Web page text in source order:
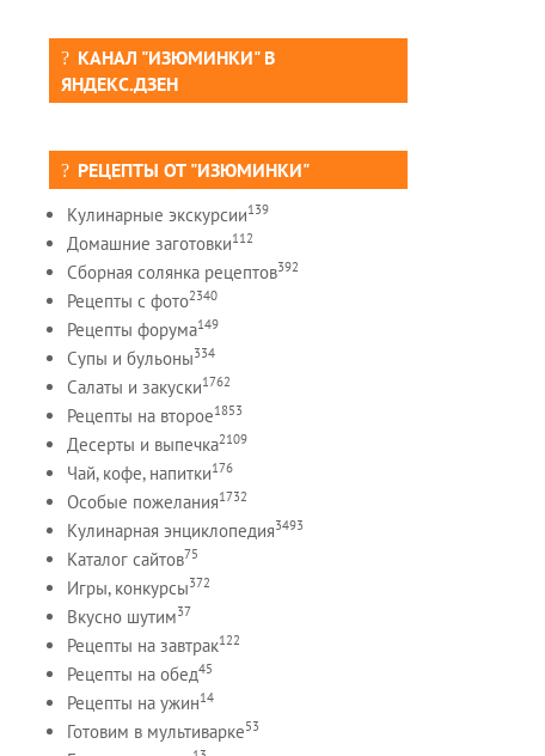
КАНАЛ "ИЗЮМИНКИ" В
ЯНДЕКС.ДЗЕН
РЕЦЕПТЫ ОТ "ИЗЮМИНКИ"
Кулинарные экскурсии139
Домашние заготовки112
Сборная солянка рецептов392
Рецепты c фото2340
Рецепты форума149
Супы и бульоны334
Салаты и закуски1762
Рецепты на второе1853
Десерты и выпечка2109
Чай, кофе, напитки176
Особые пожелания1732
Кулинарная энциклопедия3493
Каталог сайтов75
Игры, конкурсы372
Вкусно шутим37
Рецепты на завтрак122
Рецепты на обед45
Рецепты на ужин14
Готовим в мультиварке53